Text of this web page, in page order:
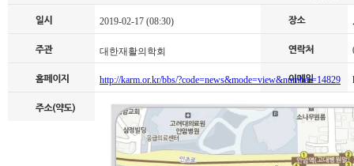
2019-02-17 (08:30)
대한재활의학회
http://karm.or.kr/bbs/?code=news&mode=view&number=14829